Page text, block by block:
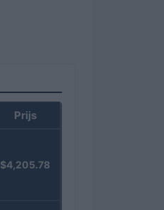
Prijs
$4,205.78